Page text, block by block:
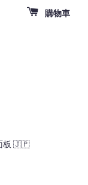
購物車
板 🇯🇵